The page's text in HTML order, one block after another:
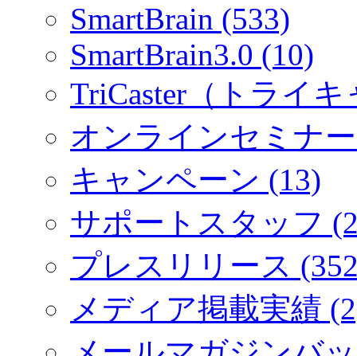
SmartBrain (533)
SmartBrain3.0 (10)
TriCaster（トライ
オンラインセミナ
キャンペーン (13)
サポートスタッフ
プレスリリース
メディア掲載実績